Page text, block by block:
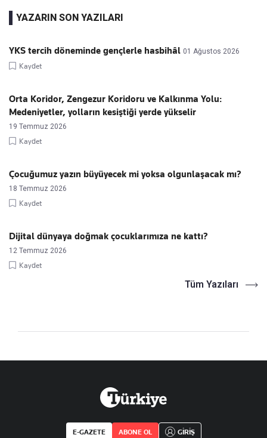
YAZARIN SON YAZILARI
YKS tercih döneminde gençlerle hasbihâl 01 Ağustos 2026
Kaydet
Orta Koridor, Zengezur Koridoru ve Kalkınma Yolu:
Medeniyetler, yolların kesiştiği yerde yükselir
19 Temmuz 2026
Kaydet
Çocuğumuz yazın büyüyecek mi yoksa olgunlaşacak mı?
18 Temmuz 2026
Kaydet
Dijital dünyaya doğmak çocuklarımıza ne kattı?
12 Temmuz 2026
Kaydet
Tüm Yazıları
E-GAZETE ABONE OL GİRİŞ